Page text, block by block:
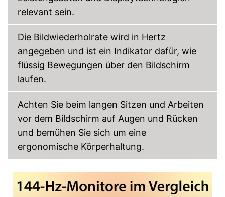
relevant sein.
Die Bildwiederholrate wird in Hertz
angegeben und ist ein Indikator dafür, wie
flüssig Bewegungen über den Bildschirm
laufen.
Achten Sie beim langen Sitzen und Arbeiten
vor dem Bildschirm auf Augen und Rücken
und bemühen Sie sich um eine
ergonomische Körperhaltung.